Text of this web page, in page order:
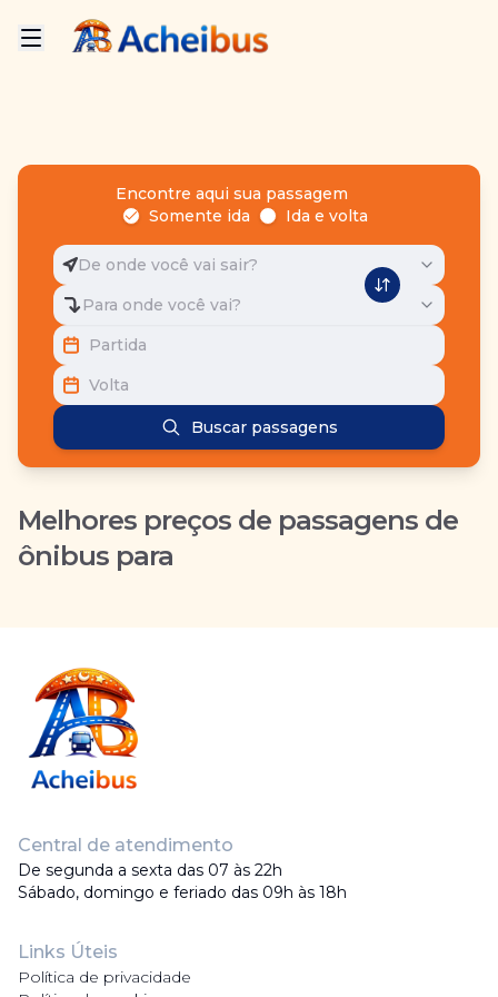
Encontre aqui sua passagem
Somente ida
Ida e volta
De onde você vai sair?
Para onde você vai?
Partida
Volta
Buscar passagens
Melhores preços de passagens de
ônibus para
Central de atendimento
De segunda a sexta das 07 às 22h
Sábado, domingo e feriado das 09h às 18h
Links Úteis
Política de privacidade